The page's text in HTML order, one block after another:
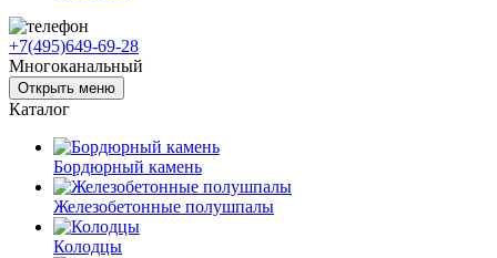
+7(495)649-69-28
Многоканальный
Открыть меню
Каталог
Бордюрный камень
Железобетонные полушпалы
Колодцы